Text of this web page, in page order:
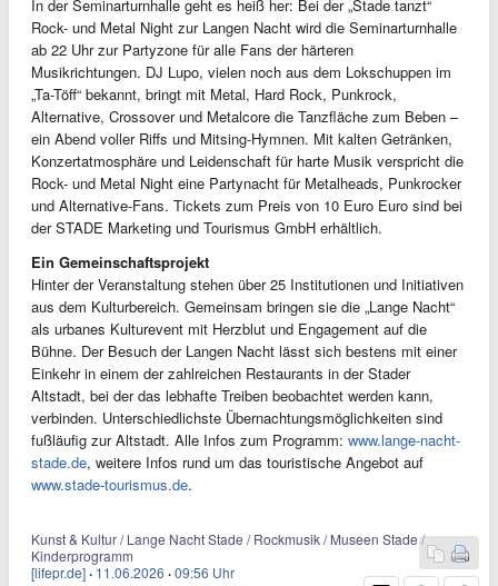
In der Seminarturnhalle geht es heiß her: Bei der „Stade tanzt“
Rock- und Metal Night zur Langen Nacht wird die Seminarturnhalle
ab 22 Uhr zur Partyzone für alle Fans der härteren
Musikrichtungen. DJ Lupo, vielen noch aus dem Lokschuppen im
„Ta-Töff“ bekannt, bringt mit Metal, Hard Rock, Punkrock,
Alternative, Crossover und Metalcore die Tanzfläche zum Beben –
ein Abend voller Riffs und Mitsing-Hymnen. Mit kalten Getränken,
Konzertatmosphäre und Leidenschaft für harte Musik verspricht die
Rock- und Metal Night eine Partynacht für Metalheads, Punkrocker
und Alternative-Fans. Tickets zum Preis von 10 Euro Euro sind bei
der STADE Marketing und Tourismus GmbH erhältlich.
Ein Gemeinschaftsprojekt
Hinter der Veranstaltung stehen über 25 Institutionen und Initiativen
aus dem Kulturbereich. Gemeinsam bringen sie die „Lange Nacht“
als urbanes Kulturevent mit Herzblut und Engagement auf die
Bühne. Der Besuch der Langen Nacht lässt sich bestens mit einer
Einkehr in einem der zahlreichen Restaurants in der Stader
Altstadt, bei der das lebhafte Treiben beobachtet werden kann,
verbinden. Unterschiedlichste Übernachtungsmöglichkeiten sind
fußläufig zur Altstadt. Alle Infos zum Programm: www.lange-nacht-
stade.de, weitere Infos rund um das touristische Angebot auf
www.stade-tourismus.de.
Kunst & Kultur / Lange Nacht Stade / Rockmusik / Museen Stade /
Kinderprogramm
[lifepr.de] · 11.06.2026 ·09:56 Uhr